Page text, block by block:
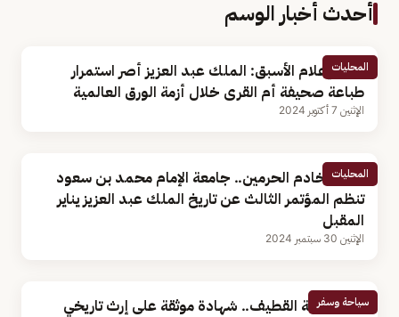
أحدث أخبار الوسم
المحليات
وزير الإعلام الأسبق: الملك عبد العزيز أصر استمرار
طباعة صحيفة أم القرى خلال أزمة الورق العالمية
الإثنين 7 أكتوبر 2024
المحليات
برعاية خادم الحرمين.. جامعة الإمام محمد بن سعود
تنظم المؤتمر الثالث عن تاريخ الملك عبد العزيز يناير
المقبل
الإثنين 30 سبتمبر 2024
سياحة وسفر
بيوت قلعة القطيف.. شهادة موثقة على إرث تاريخي